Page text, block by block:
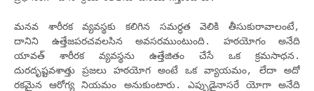
మనవ శారీరక వ్యవస్థకు కలిగిన సమర్ధత వెలికి తీసుకురావాలంటే,
దానిని ఉత్తేజపరచవలసిన అవసరముంటుంది. హఠయోగం అనేది
యావత్ శారీరక వ్యవస్థను ఉత్తేజితం చేసే ఒక క్రమసాధన.
దురదృష్టవశాత్తు ప్రజలు హఠయోగ అంటే ఒక వ్యాయమం, లేదా అదో
రకమైన ఆరోగ్య నియమం అనుకుంటారు. ఎప్పుడైనాసరే యోగా అనేది